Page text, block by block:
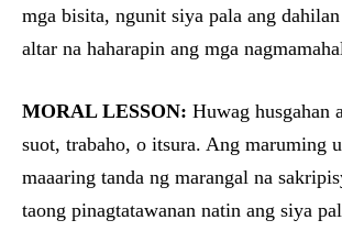
mga bisita, ngunit siya pala ang
altar na haharapin ang mga
MORAL LESSON: Huwag husgahan
suot, trabaho, o itsura. Ang maruming
maaaring tanda ng marangal na
taong pinagtatawanan natin ang siya